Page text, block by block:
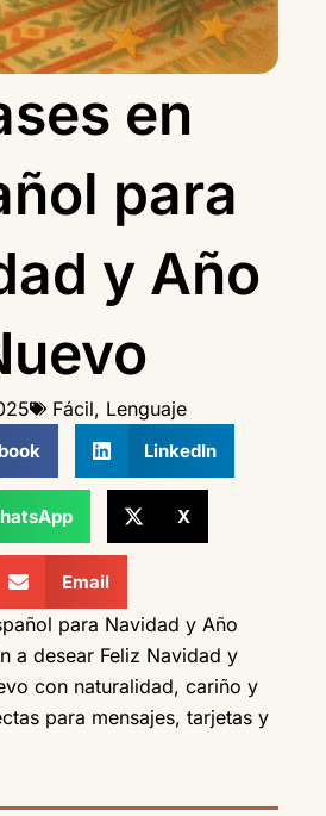
en
para
y Año
Fácil, Lenguaje
LinkedIn
X
Email
para Navidad y Año
a desear Feliz Navidad y
con naturalidad, cariño y
para mensajes, tarjetas y